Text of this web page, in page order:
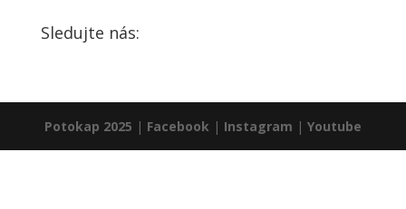
Sledujte nás:
Potokap 2025 | Facebook | Instagram | Youtube